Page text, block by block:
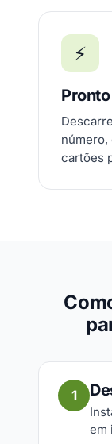
⚡
número,
cartões
1
em